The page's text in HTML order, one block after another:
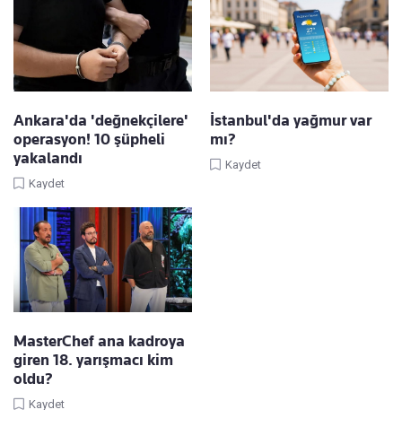
Ankara'da 'değnekçilere'
operasyon! 10 şüpheli
yakalandı
Kaydet
İstanbul'da yağmur var
mı?
Kaydet
MasterChef ana kadroya
giren 18. yarışmacı kim
oldu?
Kaydet